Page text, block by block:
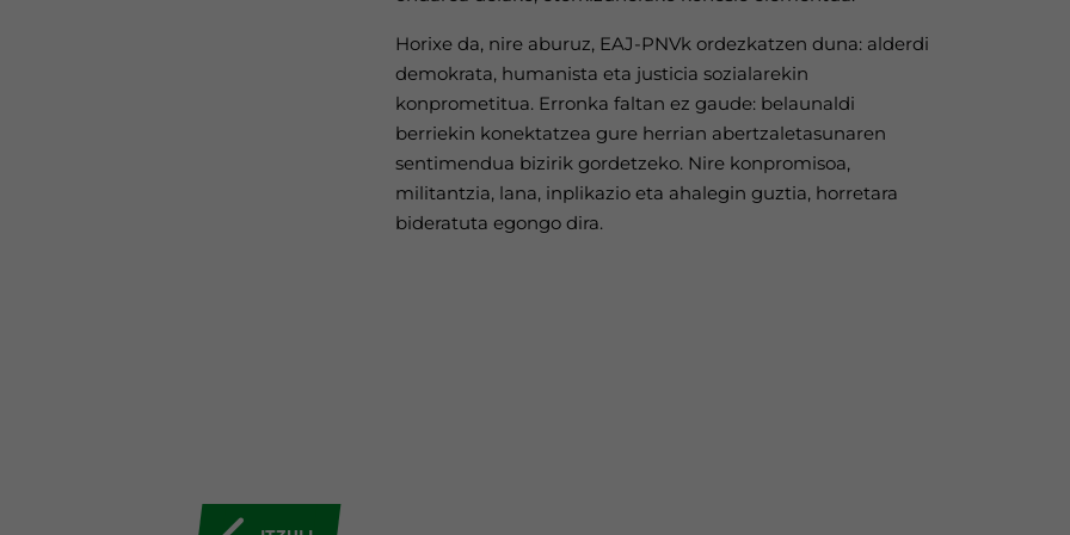
Horixe da, nire aburuz, EAJ-PNVk ordezkatzen duna: alderdi
demokrata, humanista eta justicia sozialarekin
konprometitua. Erronka faltan ez gaude: belaunaldi
berriekin konektatzea gure herrian abertzaletasunaren
sentimendua bizirik gordetzeko. Nire konpromisoa,
militantzia, lana, inplikazio eta ahalegin guztia, horretara
bideratuta egongo dira.